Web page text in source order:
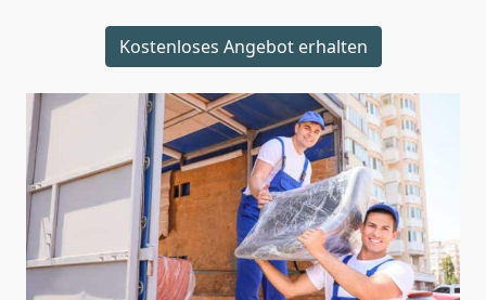
Kostenloses Angebot erhalten